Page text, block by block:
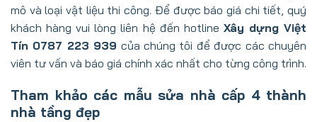
mô và loại vật liệu thi công. Để được báo giá chi tiết, quý
khách hàng vui lòng liên hệ đến hotline Xây dựng Việt
Tín 0787 223 939 của chúng tôi để được các chuyên
viên tư vấn và báo giá chính xác nhất cho từng công trình.
Tham khảo các mẫu sửa nhà cấp 4 thành
nhà tầng đẹp